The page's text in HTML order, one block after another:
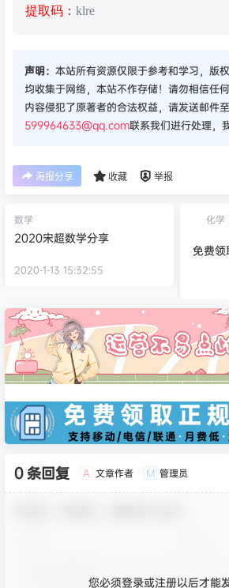
提取码： klre
声明： 本站所有资源仅限于参考和学习，版
均收集于网络，本站不作存储！请勿相信任
内容侵犯了原著者的合法权益，请发送邮件至
599964633@qq.com联系我们进行处理，
海报分享 收藏 举报
数学
2020宋超数学分享
2020-1-13 15:32:55
化学
免费
0 条回复 A 文章作者 M 管理员
您必须登录或注册以后才能